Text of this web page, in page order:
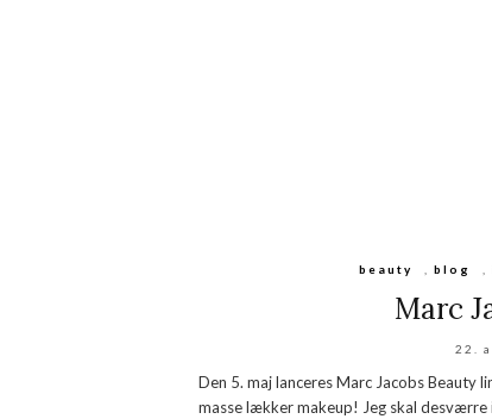
beauty ,blog ,
Marc
22.
Den 5. maj lanceres Marc Jacobs Beauty
masse lækker makeup! Jeg skal desværre